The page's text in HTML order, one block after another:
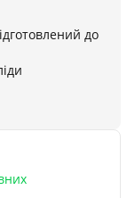
до